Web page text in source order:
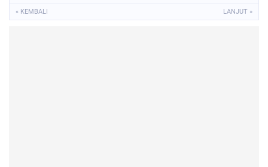
« KEMBALI LANJUT »